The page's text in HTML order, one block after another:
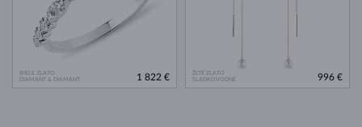
BIELE ZLATO
DIAMANT & DIAMANT
1 822 €
ŽLTÉ ZLATO
SLADKOVODNÉ
996 €